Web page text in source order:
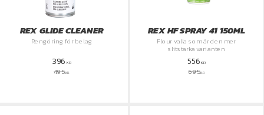
REX GLIDE CLEANER
Rengöring för belag
396 KR
495KR
REX HF SPRAY 41 150ML
Flour valla som är den mer
slitstarka varianten
556KR
695KR